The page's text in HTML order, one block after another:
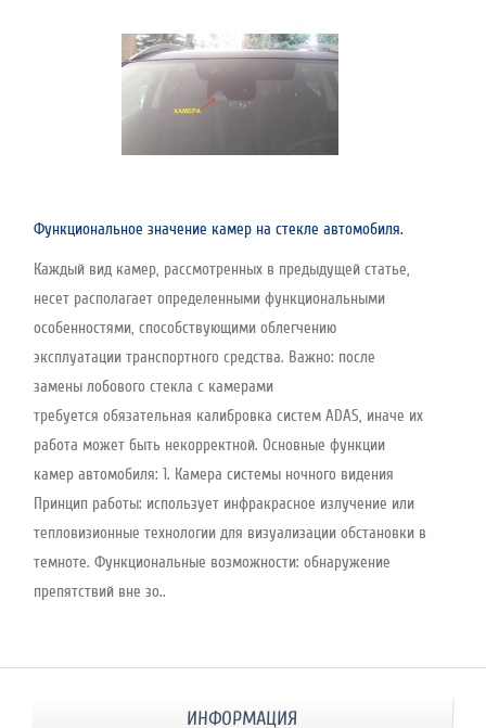
Функциональное значение камер на стекле автомобиля.
Каждый вид камер, рассмотренных в предыдущей статье,
несет располагает определенными функциональными
особенностями, способствующими облегчению
эксплуатации транспортного средства. Важно: после
замены лобового стекла с камерами
требуется обязательная калибровка систем ADAS, иначе их
работа может быть некорректной. Основные функции
камер автомобиля: 1. Камера системы ночного видения
Принцип работы: использует инфракрасное излучение или
тепловизионные технологии для визуализации обстановки в
темноте. Функциональные возможности: обнаружение
препятствий вне зо..
ИНФОРМАЦИЯ